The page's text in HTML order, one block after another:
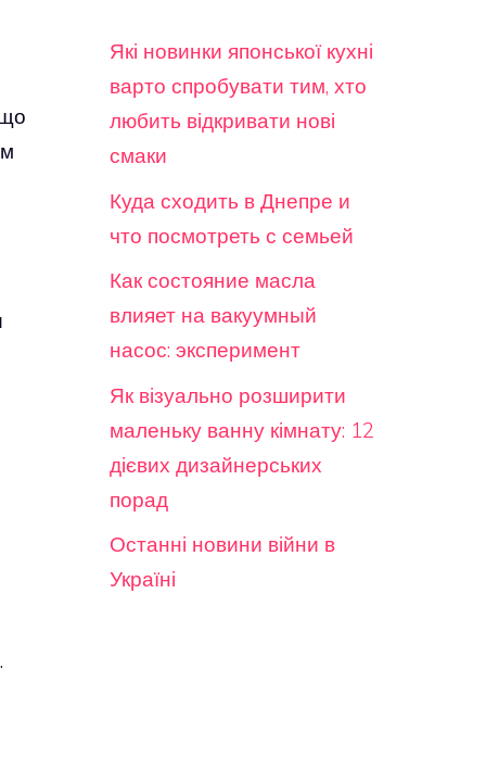
Які новинки японської кухні
варто спробувати тим, хто
любить відкривати нові
смаки
Куда сходить в Днепре и
что посмотреть с семьей
Как состояние масла
влияет на вакуумный
насос: эксперимент
Як візуально розширити
маленьку ванну кімнату: 12
дієвих дизайнерських
порад
Останні новини війни в
Україні